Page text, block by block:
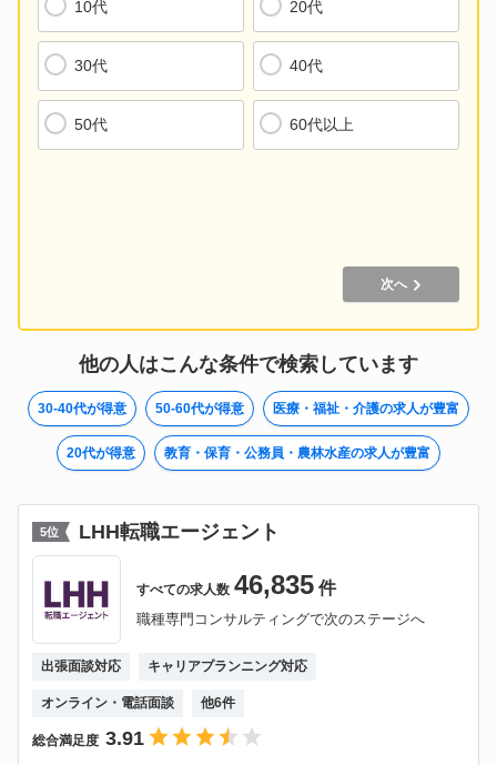
10代 20代
30代 40代
50代 60代以上
次へ
他の人はこんな条件で検索しています
30-40代が得意 50-60代が得意 医療・福祉・介護の求人が豊富
20代が得意 教育・保育・公務員・農林水産の求人が豊富
5位 LHH転職エージェント
すべての求人数 46,835 件
職種専門コンサルティングで次のステージへ
出張面談対応 キャリアプランニング対応
オンライン・電話面談 他6件
総合満足度 3.91